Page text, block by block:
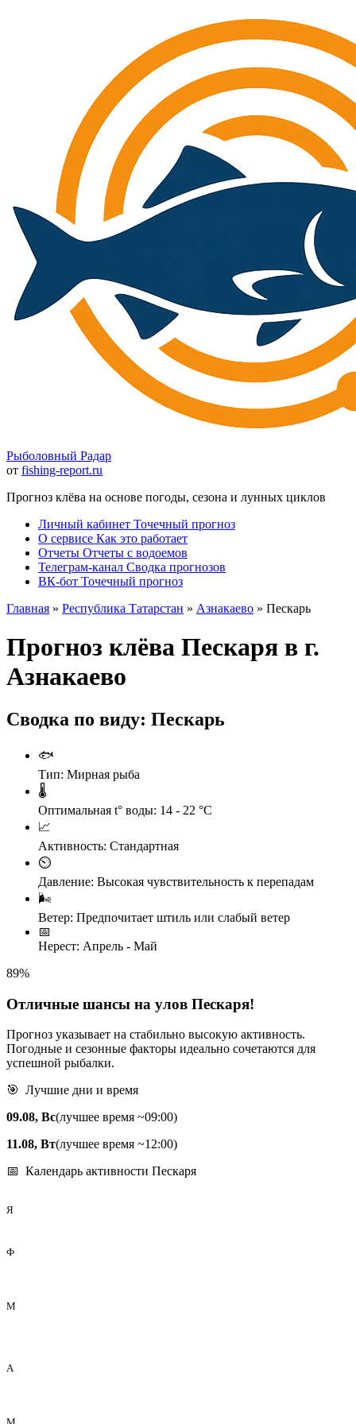
Рыболовный Радар
от fishing-report.ru
Прогноз клёва на основе погоды, сезона и лунных циклов
Личный кабинет Точечный прогноз
О сервисе Как это работает
Отчеты Отчеты с водоемов
Телеграм-канал Сводка прогнозов
ВК-бот Точечный прогноз
Главная » Республика Татарстан » Азнакаево » Пескарь
Прогноз клёва Пескаря в г.
Азнакаево
Сводка по виду: Пескарь
🐟
Тип: Мирная рыба
🌡️
Оптимальная t° воды: 14 - 22 °C
📈
Активность: Стандартная
⏲️
Давление: Высокая чувствительность к перепадам
🌬️
Ветер: Предпочитает штиль или слабый ветер
📅
Нерест: Апрель - Май
89%
Отличные шансы на улов Пескаря!
Прогноз указывает на стабильно высокую активность.
Погодные и сезонные факторы идеально сочетаются для
успешной рыбалки.
🎯 Лучшие дни и время
09.08, Вс(лучшее время ~09:00)
11.08, Вт(лучшее время ~12:00)
📅 Календарь активности Пескаря
Я
Ф
М
А